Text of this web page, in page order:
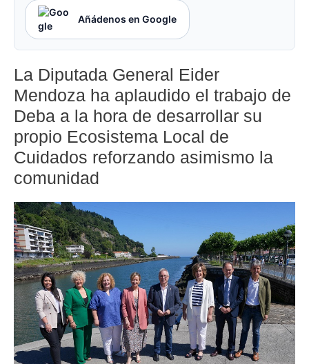
Añádenos en Google
La Diputada General Eider
Mendoza ha aplaudido el trabajo de
Deba a la hora de desarrollar su
propio Ecosistema Local de
Cuidados reforzando asimismo la
comunidad